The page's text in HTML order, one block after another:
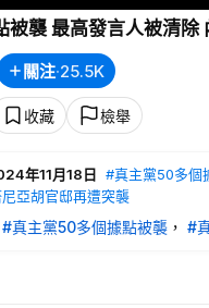
被襲 最高發言人被清除
再遭到襲擊；海關洩密“
日頭條】
關注·25.5K
收藏 檢舉
年11月18日 #真主黨50多個
亞胡官邸再遭突襲
#真主黨50多個據點被襲 ， #